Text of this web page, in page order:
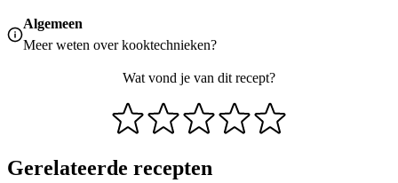
Algemeen
Meer weten overkooktechnieken?
Wat vond je van dit recept?
Gerelateerde recepten